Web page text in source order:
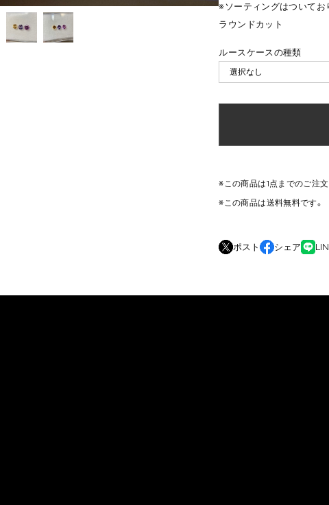
※ソーティングはついてお
ラウンドカット
ルースケースの種類
※この商品は1点までのご注
※この商品は送料無料です。
ポスト シェア